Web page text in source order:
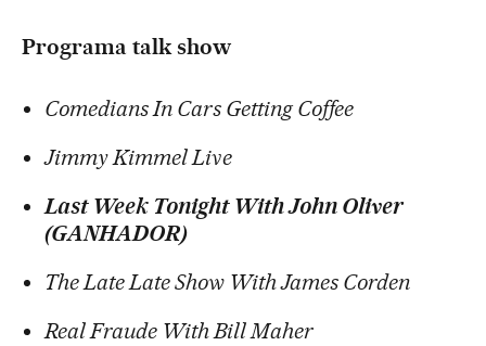
Programa talk show
Comedians In Cars Getting Coffee
Jimmy Kimmel Live
Last Week Tonight With John Oliver
(GANHADOR)
The Late Late Show With James Corden
Real Fraude With Bill Maher